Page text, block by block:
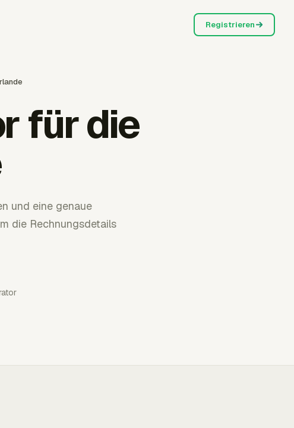
Registrieren
für die
und eine genaue
die Rechnungsdetails